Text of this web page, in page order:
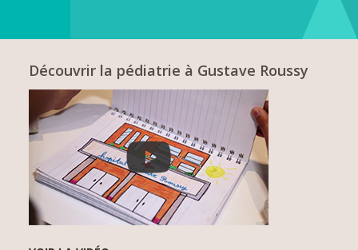
Découvrir la pédiatrie à Gustave Roussy